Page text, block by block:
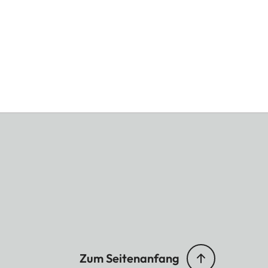
Zum Seitenanfang